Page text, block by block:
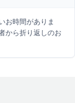
お時間がありま
から折り返しのお